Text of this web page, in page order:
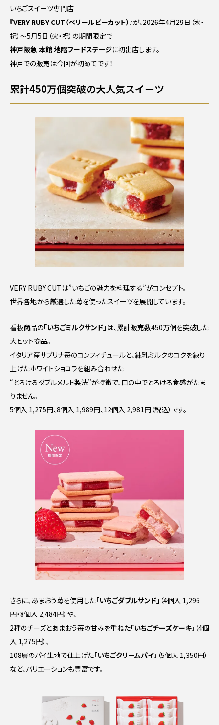
いちごスイーツ専門店
『VERY RUBY CUT（ベリールビーカット）』が、2026年4月29日（水・
祝）〜5月5日（火・祝）の期間限定で
神戸阪急 本館 地階フードステージに初出店します。
神戸での販売は今回が初めてです！
累計450万個突破の大人気スイーツ
VERY RUBY CUTは”いちごの魅力を料理する”がコンセプト。
世界各地から厳選した苺を使ったスイーツを展開しています。
看板商品の「いちごミルクサンド」 は、累計販売数450万個を突破した
大ヒット商品。
イタリア産サブリナ苺のコンフィチュールと、練乳ミルクのコクを練り
上げたホワイトショコラを組み合わせた
“とろけるダブルメルト製法”が特徴で、口の中でとろける食感がたま
りません。
5個入 1,275円、8個入 1,989円、12個入 2,981円（税込）です。
さらに、あまおう苺を使用した「いちごダブルサンド」 （4個入 1,296
円・8個入 2,484円）や、
2種のチーズとあまおう苺の甘みを重ねた「いちごチーズケーキ」 （4個
入 1,275円）、
108層のパイ生地で仕上げた「いちごクリームパイ」 （5個入 1,350円）
など、バリエーションも豊富です。